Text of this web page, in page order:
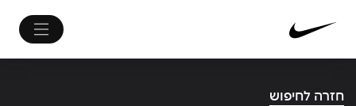
חזרה לחיפוש